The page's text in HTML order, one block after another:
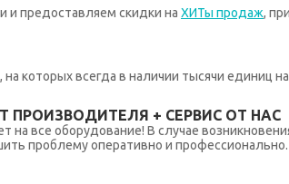
предоставляем скидки на ХИТы продаж,
которых всегда в наличии тысячи единиц
ПРОИЗВОДИТЕЛЯ + СЕРВИС ОТ НАС
все оборудование! В случае
проблему оперативно и